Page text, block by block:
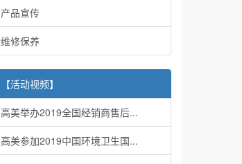
产品宣传
维修保养
【活动视频】
高美举办2019全国经销商售后...
高美参加2019中国环境卫生国...